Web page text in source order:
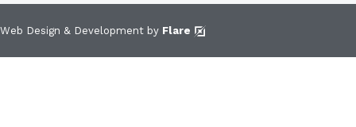
Web Design & Development by Flare